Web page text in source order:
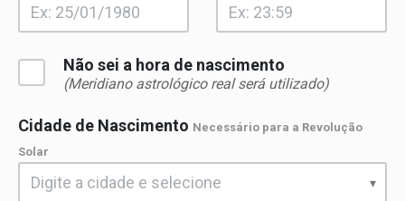
Não sei a hora de nascimento
(Meridiano astrológico real será utilizado)
Cidade de Nascimento Necessário para a Revolução
Solar